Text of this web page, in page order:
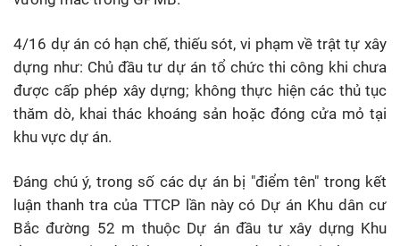
4/16 dự án có hạn chế, thiếu sót, vi phạm về trật tự xây
dựng như: Chủ đầu tư dự án tổ chức thi công khi chưa
được cấp phép xây dựng; không thực hiện các thủ tục
thăm dò, khai thác khoáng sản hoặc đóng cửa mỏ tại
khu vực dự án.
Đáng chú ý, trong số các dự án bị "điểm tên" trong kết
luận thanh tra của TTCP lần này có Dự án Khu dân cư
Bắc đường 52 m thuộc Dự án đầu tư xây dựng Khu